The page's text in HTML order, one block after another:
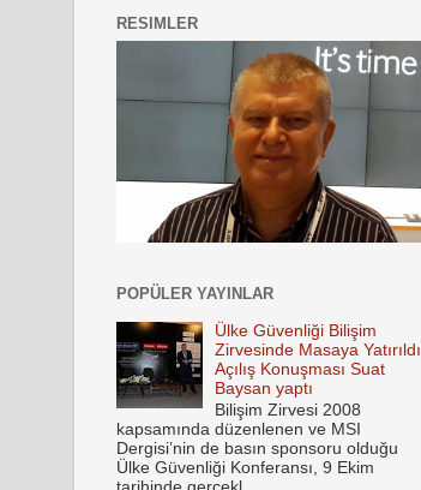
RESIMLER
POPÜLER YAYINLAR
Ülke Güvenliği Bilişim
Zirvesinde Masaya Yatırıldı
Açılış Konuşması Suat
Baysan yaptı
Bilişim Zirvesi 2008
kapsamında düzenlenen ve MSI
Dergisi’nin de basın sponsoru olduğu
Ülke Güvenliği Konferansı, 9 Ekim